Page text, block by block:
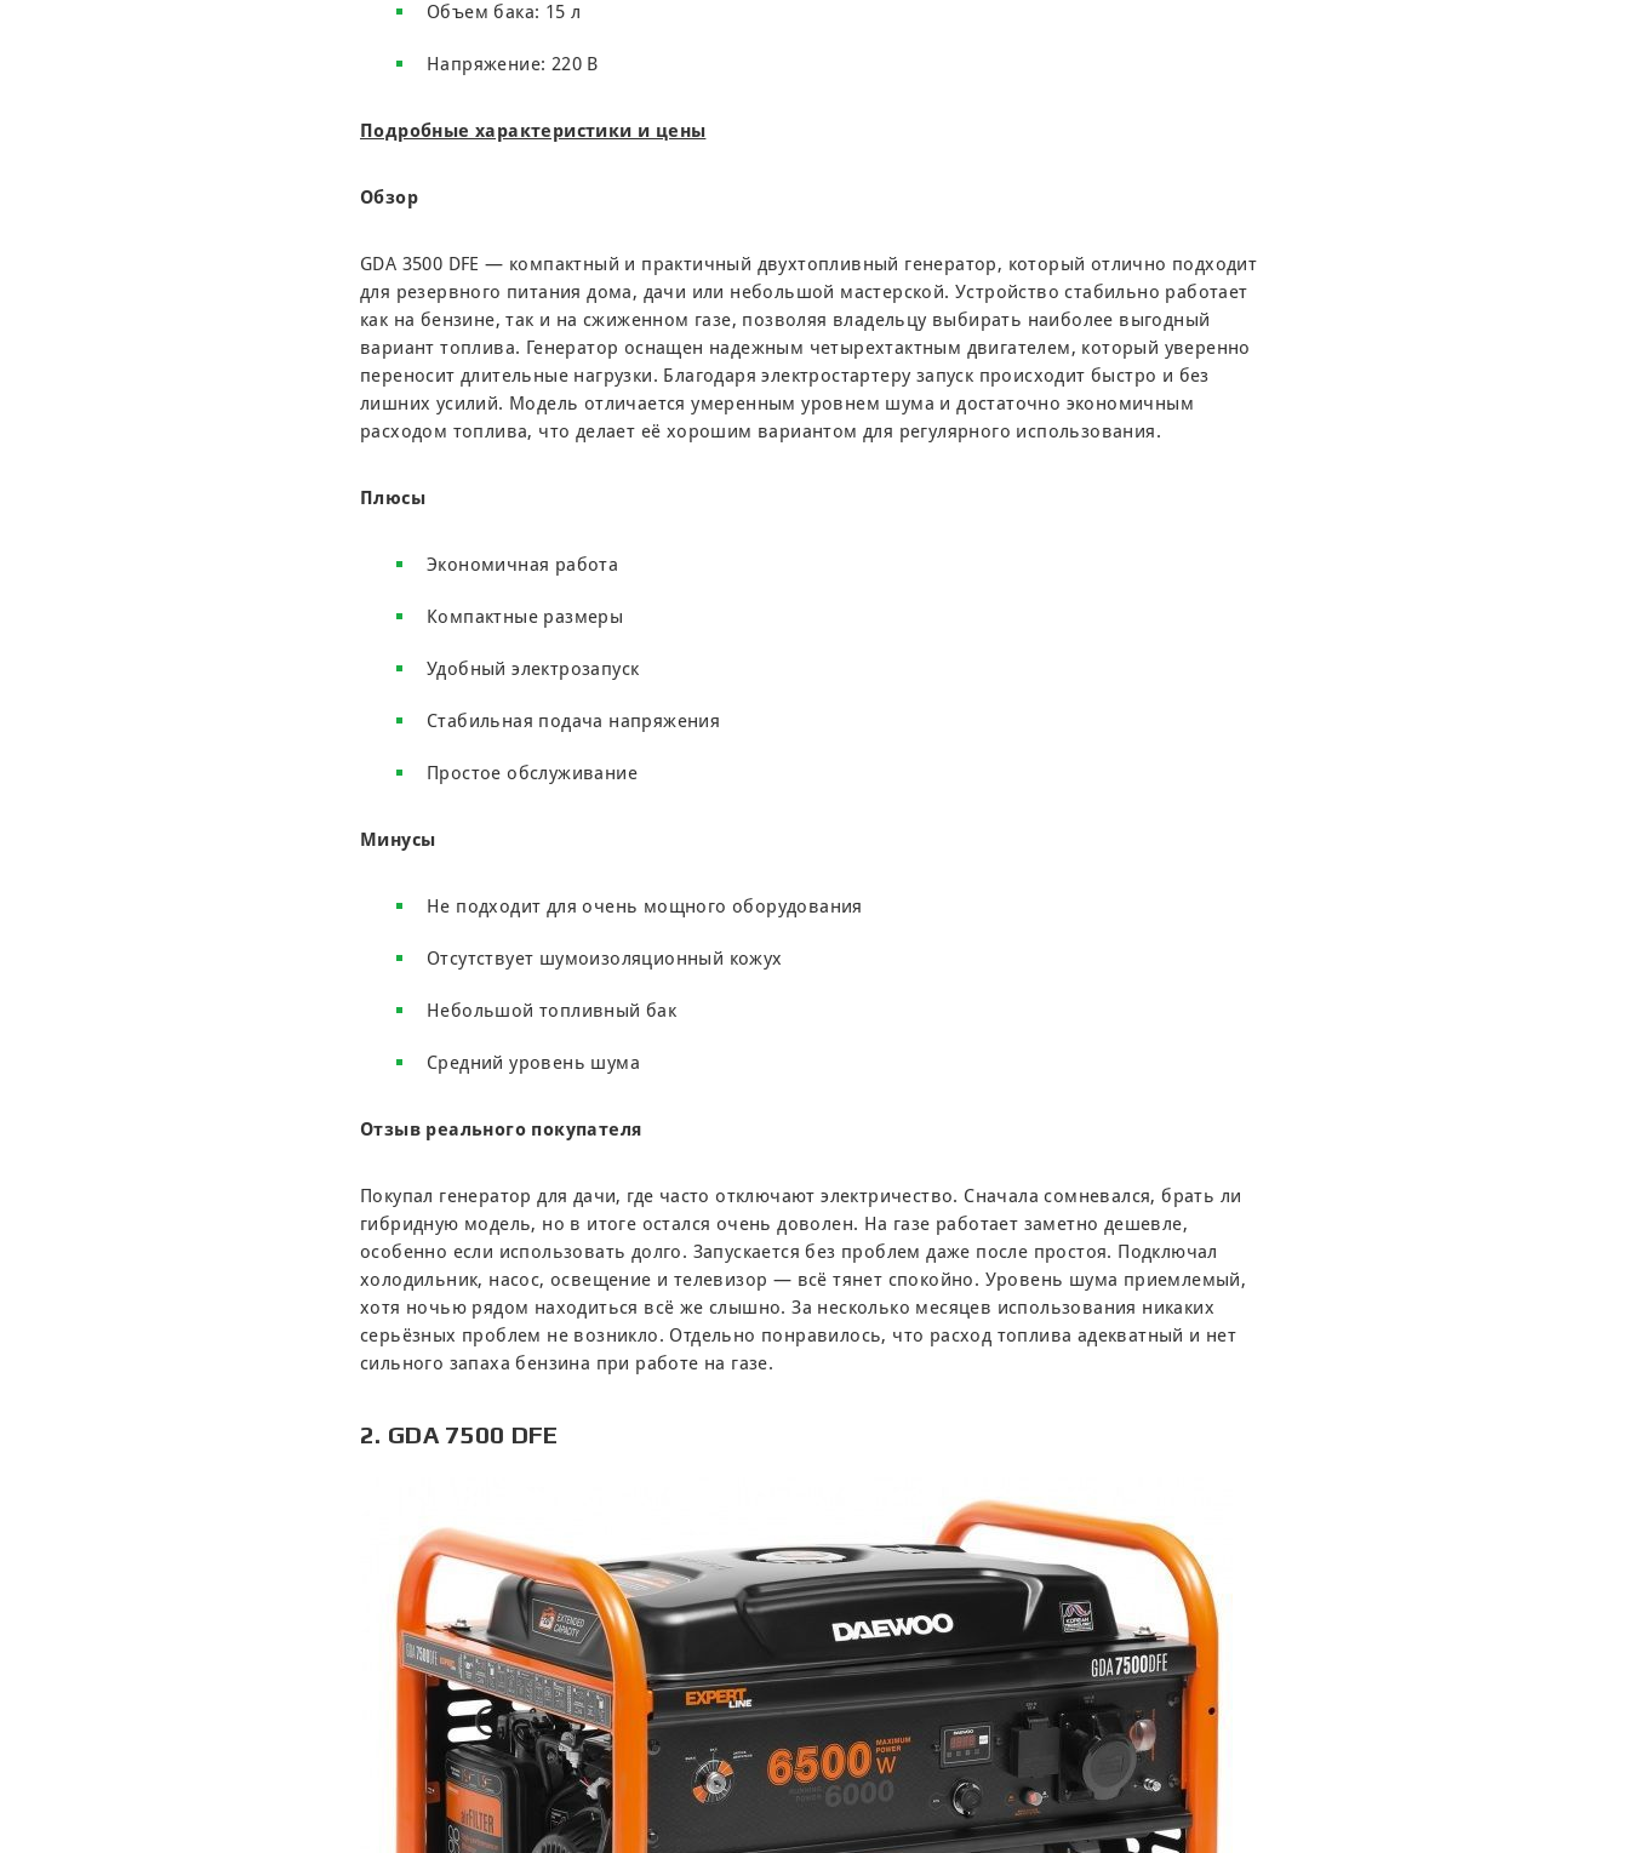
Объем бака: 15 л
Напряжение: 220 В
Подробные характеристики и цены
Обзор
GDA 3500 DFE — компактный и практичный двухтопливный генератор, который отлично подходит
для резервного питания дома, дачи или небольшой мастерской. Устройство стабильно работает
как на бензине, так и на сжиженном газе, позволяя владельцу выбирать наиболее выгодный
вариант топлива. Генератор оснащен надежным четырехтактным двигателем, который уверенно
переносит длительные нагрузки. Благодаря электростартеру запуск происходит быстро и без
лишних усилий. Модель отличается умеренным уровнем шума и достаточно экономичным
расходом топлива, что делает её хорошим вариантом для регулярного использования.
Плюсы
Экономичная работа
Компактные размеры
Удобный электрозапуск
Стабильная подача напряжения
Простое обслуживание
Минусы
Не подходит для очень мощного оборудования
Отсутствует шумоизоляционный кожух
Небольшой топливный бак
Средний уровень шума
Отзыв реального покупателя
Покупал генератор для дачи, где часто отключают электричество. Сначала сомневался, брать ли
гибридную модель, но в итоге остался очень доволен. На газе работает заметно дешевле,
особенно если использовать долго. Запускается без проблем даже после простоя. Подключал
холодильник, насос, освещение и телевизор — всё тянет спокойно. Уровень шума приемлемый,
хотя ночью рядом находиться всё же слышно. За несколько месяцев использования никаких
серьёзных проблем не возникло. Отдельно понравилось, что расход топлива адекватный и нет
сильного запаха бензина при работе на газе.
2. GDA 7500 DFE